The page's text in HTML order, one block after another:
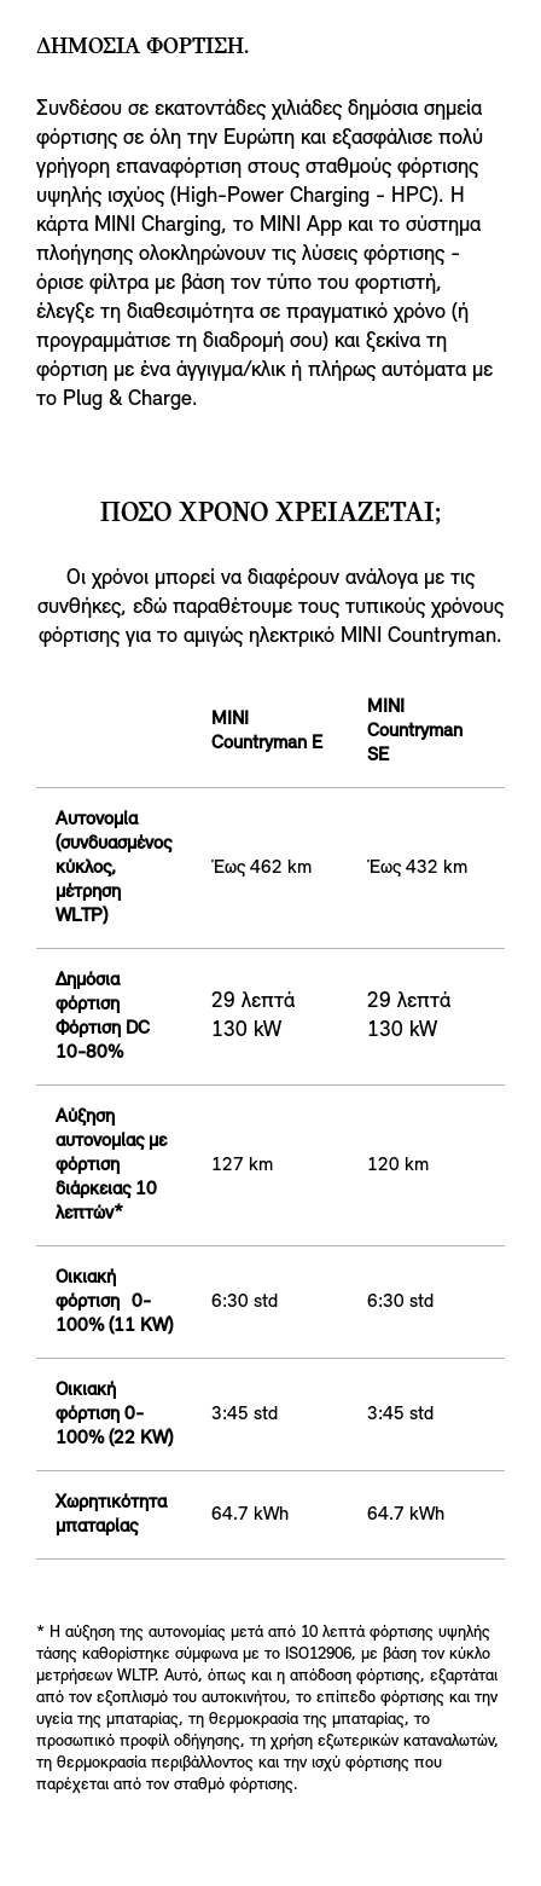
ΔΗΜΟΣΙΑ ΦΟΡΤΙΣΗ.
Συνδέσου σε εκατοντάδες χιλιάδες δημόσια σημεία
φόρτισης σε όλη την Ευρώπη και εξασφάλισε πολύ
γρήγορη επαναφόρτιση στους σταθμούς φόρτισης
υψηλής ισχύος (High-Power Charging - HPC). Η
κάρτα MINI Charging, το MINI App και το σύστημα
πλοήγησης ολοκληρώνουν τις λύσεις φόρτισης -
όρισε φίλτρα με βάση τον τύπο του φορτιστή,
έλεγξε τη διαθεσιμότητα σε πραγματικό χρόνο (ή
προγραμμάτισε τη διαδρομή σου) και ξεκίνα τη
φόρτιση με ένα άγγιγμα/κλικ ή πλήρως αυτόματα με
το Plug & Charge.
ΠΟΣΟ ΧΡΟΝΟ ΧΡΕΙΑΖΕΤΑΙ;
Οι χρόνοι μπορεί να διαφέρουν ανάλογα με τις
συνθήκες, εδώ παραθέτουμε τους τυπικούς χρόνους
φόρτισης για το αμιγώς ηλεκτρικό MINI Countryman.
MINI
Countryman E
MINI
Countryman
SE
Αυτονομία
(συνδυασμένος
κύκλος,
μέτρηση
WLTP)
Έως 462 km Έως 432 km
Δημόσια
φόρτιση
Φόρτιση DC
10-80%
29 λεπτά
130 kW
29 λεπτά
130 kW
Αύξηση
αυτονομίας με
φόρτιση
διάρκειας 10
λεπτών*
127 km 120 km
Οικιακή
φόρτιση 0-
100% (11 KW)
6:30 std 6:30 std
Οικιακή
φόρτιση 0-
100% (22 KW)
3:45 std 3:45 std
Χωρητικότητα
μπαταρίας
64.7 kWh 64.7 kWh
* Η αύξηση της αυτονομίας μετά από 10 λεπτά φόρτισης υψηλής
τάσης καθορίστηκε σύμφωνα με το ISO12906, με βάση τον κύκλο
μετρήσεων WLTP. Αυτό, όπως και η απόδοση φόρτισης, εξαρτάται
από τον εξοπλισμό του αυτοκινήτου, το επίπεδο φόρτισης και την
υγεία της μπαταρίας, τη θερμοκρασία της μπαταρίας, το
προσωπικό προφίλ οδήγησης, τη χρήση εξωτερικών καταναλωτών,
τη θερμοκρασία περιβάλλοντος και την ισχύ φόρτισης που
παρέχεται από τον σταθμό φόρτισης.